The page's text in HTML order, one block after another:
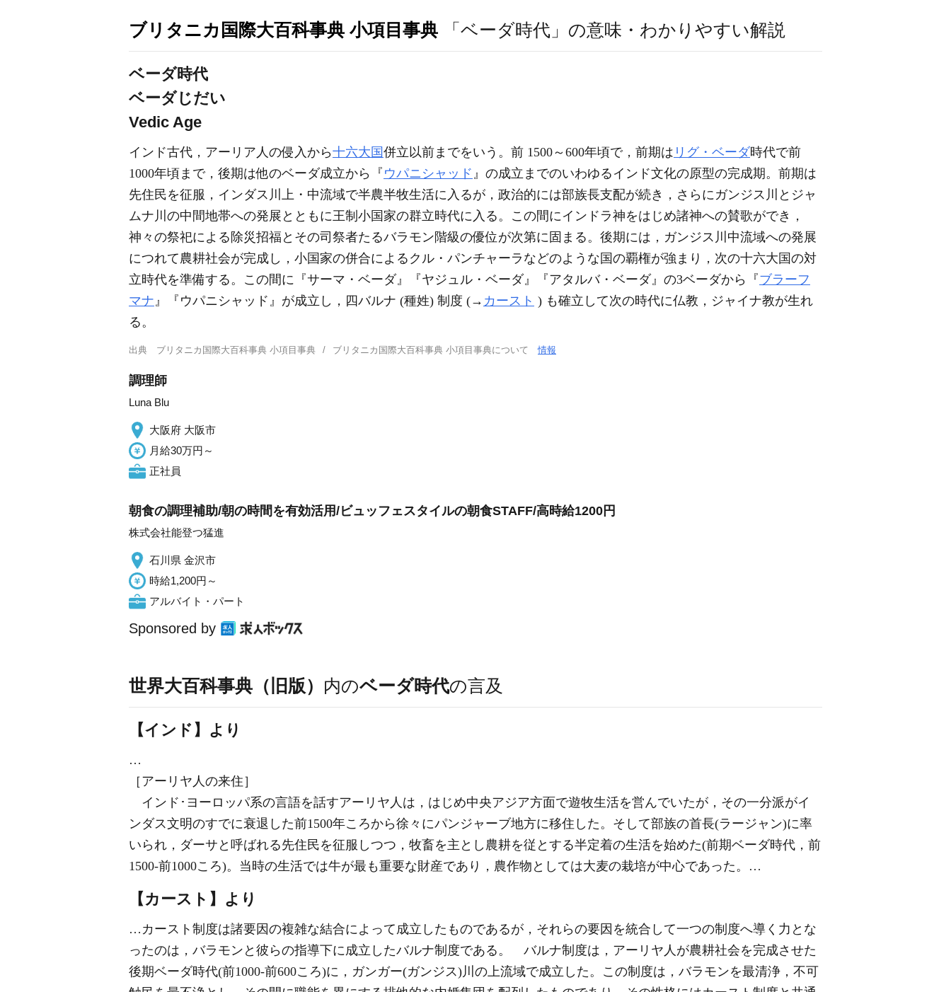
ブリタニカ国際大百科事典 小項目事典 「ベーダ時代」の意味・わかりやすい解説
ベーダ時代
ベーダじだい
Vedic Age
インド古代，アーリア人の侵入から十六大国併立以前までをいう。前 1500～600年頃で，前期は リグ・ベーダ時代で前
1000年頃まで，後期は他のベーダ成立から『 ウパニシャッド 』の成立までのいわゆるインド文化の原型の完成期。前期は
先住民を征服，インダス川上・中流域で半農半牧生活に入るが，政治的には部族長支配が続き，さらにガンジス川とジャ
ムナ川の中間地帯への発展とともに王制小国家の群立時代に入る。この間にインドラ神をはじめ諸神への賛歌ができ，
神々の祭祀による除災招福とその司祭者たるバラモン階級の優位が次第に固まる。後期には，ガンジス川中流域への発展
につれて農耕社会が完成し，小国家の併合によるクル・パンチャーラなどのような国の覇権が強まり，次の十六大国の対
立時代を準備する。この間に『サーマ・ベーダ』『ヤジュル・ベーダ』『アタルバ・ベーダ』の3ベーダから『ブラーフ
マナ 』『ウパニシャッド』が成立し，四バルナ (種姓) 制度 (→ カースト ) も確立して次の時代に仏教，ジャイナ教が生れ
る。
出典 ブリタニカ国際大百科事典 小項目事典 ブリタニカ国際大百科事典 小項目事典について情報
調理師
Luna Blu
大阪府 大阪市
月給30万円～
正社員
朝食の調理補助/朝の時間を有効活用/ビュッフェスタイルの朝食STAFF/高時給1200円
株式会社能登つ猛進
石川県 金沢市
時給1,200円～
アルバイト・パート
Sponsored by
世界大百科事典（旧版） 内のベーダ時代の言及
【インド】より
…
［アーリヤ人の来住］
インド･ヨーロッパ系の言語を話すアーリヤ人は，はじめ中央アジア方面で遊牧生活を営んでいたが，その一分派がイ
ンダス文明のすでに衰退した前1500年ころから徐々にパンジャーブ地方に移住した。そして部族の首長(ラージャン)に率
いられ，ダーサと呼ばれる先住民を征服しつつ，牧畜を主とし農耕を従とする半定着の生活を始めた(前期ベーダ時代，前
1500‐前1000ころ)。当時の生活では牛が最も重要な財産であり，農作物としては大麦の栽培が中心であった。…
【カースト】より
…カースト制度は諸要因の複雑な結合によって成立したものであるが，それらの要因を統合して一つの制度へ導く力とな
ったのは，バラモンと彼らの指導下に成立したバルナ制度である。 バルナ制度は，アーリヤ人が農耕社会を完成させた
後期ベーダ時代(前1000‐前600ころ)に，ガンガー(ガンジス)川の上流域で成立した。この制度は，バラモンを最清浄，不可